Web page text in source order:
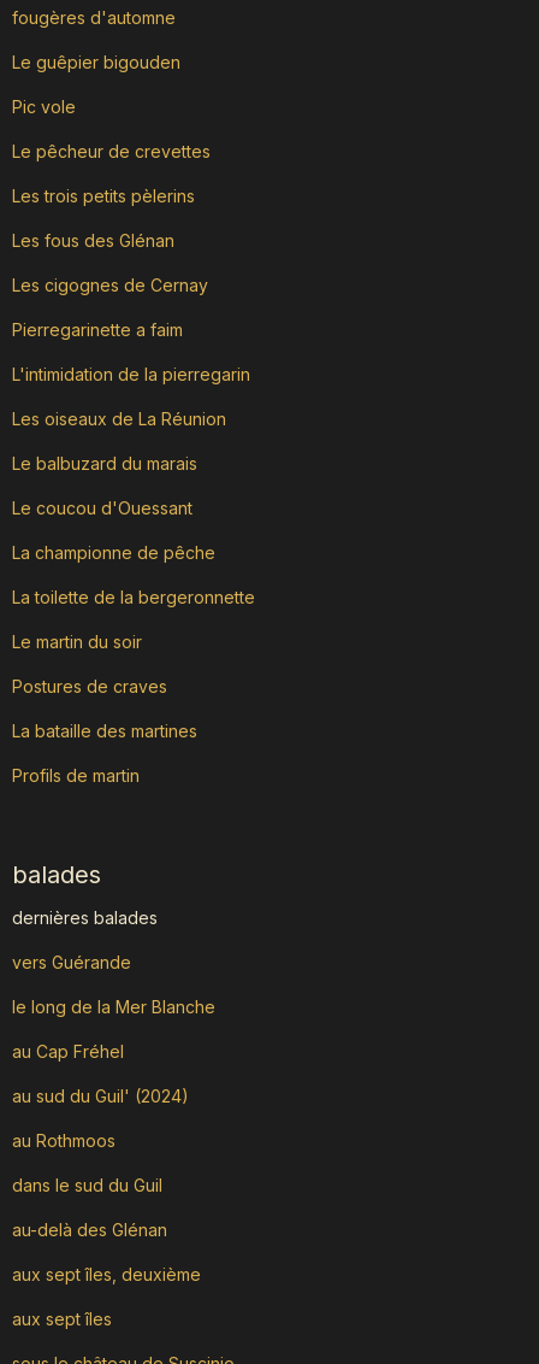
fougères d'automne
Le guêpier bigouden
Pic vole
Le pêcheur de crevettes
Les trois petits pèlerins
Les fous des Glénan
Les cigognes de Cernay
Pierregarinette a faim
L'intimidation de la pierregarin
Les oiseaux de La Réunion
Le balbuzard du marais
Le coucou d'Ouessant
La championne de pêche
La toilette de la bergeronnette
Le martin du soir
Postures de craves
La bataille des martines
Profils de martin
balades
dernières balades
vers Guérande
le long de la Mer Blanche
au Cap Fréhel
au sud du Guil' (2024)
au Rothmoos
dans le sud du Guil
au-delà des Glénan
aux sept îles, deuxième
aux sept îles